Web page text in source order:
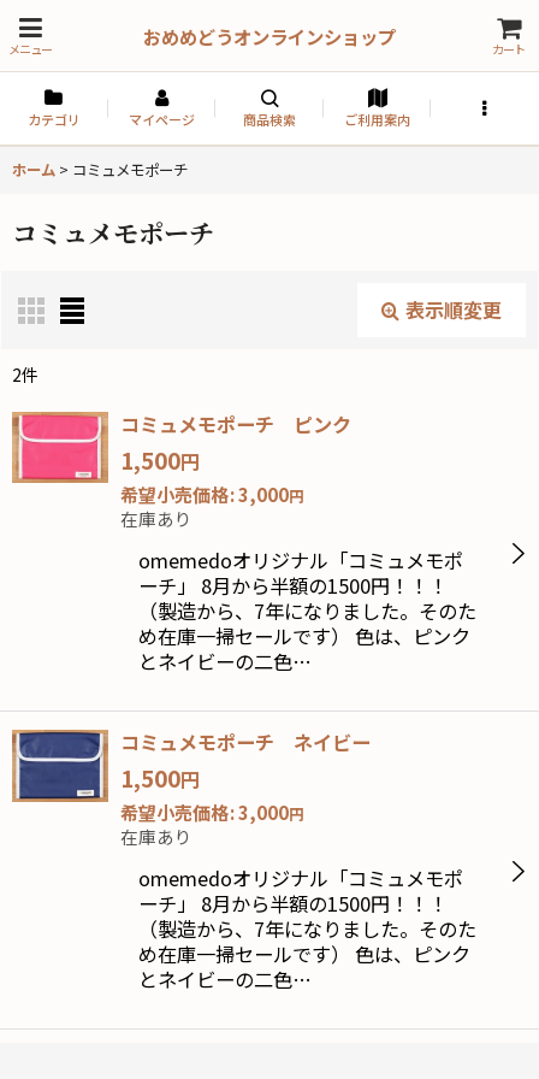
メニュー おめめどうオンラインショップ カート
カテゴリ マイページ 商品検索 ご利用案内
ホーム > コミュメモポーチ
コミュメモポーチ
表示順変更
表示数:
並び順:
絞り込む
閉じる
2件
コミュメモポーチ ピンク
1,500円
希望小売価格:3,000円
在庫あり
omemedoオリジナル「コミュメモポ
ーチ」 8月から半額の1500円！！！
（製造から、7年になりました。そのた
め在庫一掃セールです） 色は、ピンク
とネイビーの二色…
コミュメモポーチ ネイビー
1,500円
希望小売価格:3,000円
在庫あり
omemedoオリジナル「コミュメモポ
ーチ」 8月から半額の1500円！！！
（製造から、7年になりました。そのた
め在庫一掃セールです） 色は、ピンク
とネイビーの二色…